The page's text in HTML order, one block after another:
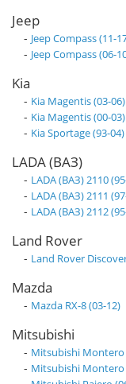
Jeep
- Jeep Compass (11-
- Jeep Compass (06-
Kia
- Kia Magentis (03-
- Kia Magentis (00-
- Kia Sportage (93-
LADA (ВАЗ)
- LADA (ВАЗ) 2110
- LADA (ВАЗ) 2111
- LADA (ВАЗ) 2112
Land Rover
- Land Rover
Mazda
- Mazda RX-8 (03-12)
Mitsubishi
- Mitsubishi Montero
- Mitsubishi Montero